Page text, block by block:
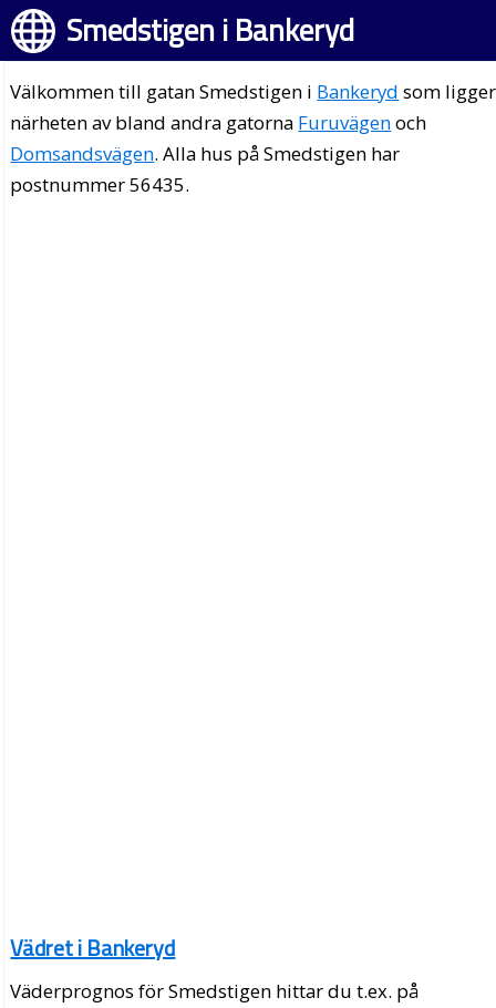
Smedstigen i Bankeryd
Välkommen till gatan Smedstigen i Bankeryd som
närheten av bland andra gatorna Furuvägenoch
Domsandsvägen. Alla hus på Smedstigen har
postnummer 56435.
Vädret i Bankeryd
Väderprognos för Smedstigen hittar du t.ex. på